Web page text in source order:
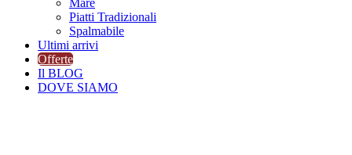
Mare
Piatti Tradizionali
Spalmabile
Ultimi arrivi
Offerte
Il BLOG
DOVE SIAMO